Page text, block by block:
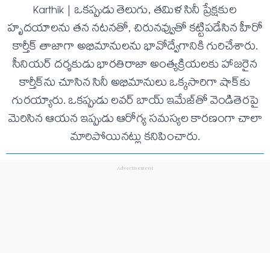
Karthik | ఒకప్పుడు తెలుగు, తమిళ సినీ ప్రేక్షకుల
హృదయాలను తన నటనతో, చిరునవ్వుతో కట్టిపడేసిన హీరో
కార్తీక్ తాజాగా అభిమానులను భావోద్వేగానికి గురిచేశారు.
సీనియర్ దర్శకుడు భారతిరాజా అంత్యక్రియలకు హాజరైన
కార్తీక్‌ను చూసిన సినీ అభిమానులు ఒక్కసారిగా షాక్‌కు
గురయ్యారు. ఒకప్పుడు లవర్ బాయ్ ఇమేజ్‌తో వెండితెరపై
మెరిసిన ఆయన ఇప్పుడు ఆరోగ్య సమస్యల కారణంగా చాలా
మారిపోయినట్లు కనిపించారు.